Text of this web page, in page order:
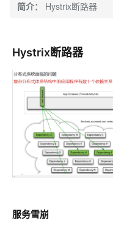
简介： Hystrix断路器
Hystrix断路器
服务雪崩